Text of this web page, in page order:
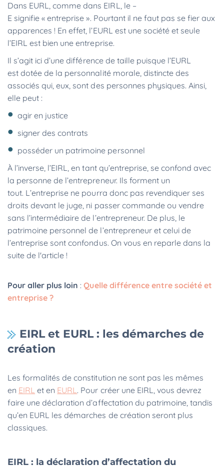
Dans EURL, comme dans EIRL, le –
E signifie « entreprise ». Pourtant il ne faut pas se fier aux
apparences ! En effet, l’EURL est une société et seule
l’EIRL est bien une entreprise.
Il s’agit ici d’une différence de taille puisque l’EURL
est dotée de la personnalité morale, distincte des
associés qui, eux, sont des personnes physiques. Ainsi,
elle peut :
agir en justice
signer des contrats
posséder un patrimoine personnel
À l’inverse, l’EIRL, en tant qu’entreprise, se confond avec
la personne de l’entrepreneur. Ils forment un
tout. L’entreprise ne pourra donc pas revendiquer ses
droits devant le juge, ni passer commande ou vendre
sans l’intermédiaire de l’entrepreneur. De plus, le
patrimoine personnel de l’entrepreneur et celui de
l’entreprise sont confondus. On vous en reparle dans la
suite de l'article !
Pour aller plus loin :Quelle différence entre société et
entreprise ?
EIRL et EURL : les démarches de
création
Les formalités de constitution ne sont pas les mêmes
en EIRL et en EURL. Pour créer une EIRL, vous devrez
faire une déclaration d’affectation du patrimoine, tandis
qu’en EURL les démarches de création seront plus
classiques.
EIRL : la déclaration d’affectation du